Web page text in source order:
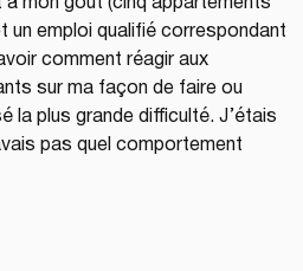
à mon goût (cinq appartements
un emploi qualifié correspondant
comment réagir aux
sur ma façon de faire ou
la plus grande difficulté. J’étais
pas quel comportement